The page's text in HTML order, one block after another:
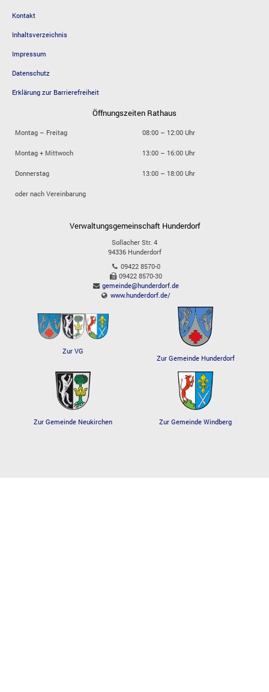
Kontakt
Inhaltsverzeichnis
Impressum
Datenschutz
Erklärung zur Barrierefreiheit
Öffnungszeiten Rathaus
Montag – Freitag 08:00 – 12:00 Uhr
Montag + Mittwoch 13:00 – 16:00 Uhr
Donnerstag 13:00 – 18:00 Uhr
oder nach Vereinbarung
Verwaltungsgemeinschaft Hunderdorf
Sollacher Str. 4
94336 Hunderdorf
09422 8570-0
09422 8570-30
gemeinde@hunderdorf.de
www.hunderdorf.de/
Zur VG
Zur Gemeinde Hunderdorf
Zur Gemeinde Neukirchen Zur Gemeinde Windberg